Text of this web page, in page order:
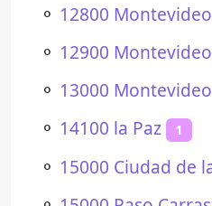
⚬ 12800 Montevideo
⚬ 12900 Montevideo
⚬ 13000 Montevideo
⚬ 14100 la Paz 1
⚬ 15000 Ciudad de